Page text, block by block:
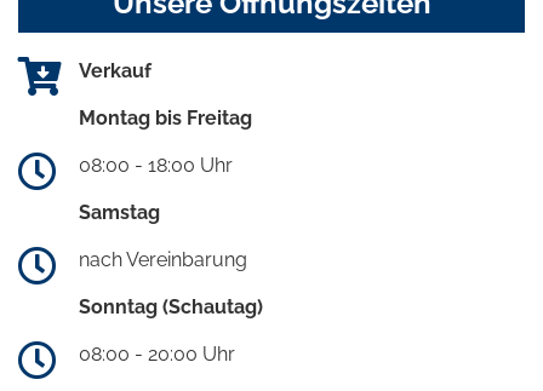
Verkauf
Montag bis Freitag
08:00 - 18:00 Uhr
Samstag
nach Vereinbarung
Sonntag (Schautag)
08:00 - 20:00 Uhr